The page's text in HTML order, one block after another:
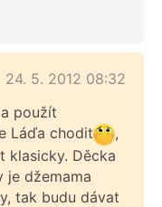
24. 5. 2012 08:32
použít
Láďa chodit
,
klasicky. Děcka
je džemama
tak budu dávat